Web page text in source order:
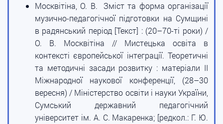
Москвітіна, О. В. Зміст та форма організації
музично-педагогічної підготовки на Сумщині
в радянський період [Текст] : (20–70-ті роки) /
О. В. Москвітіна // Мистецька освіта в
контексті європейської інтеграції. Теоретичні
та методичні засади розвитку : матеріали II
Міжнародної наукової конференції, (28–30
вересня) / Міністерство освіти і науки України,
Сумський державний педагогічний
університет ім. А. С. Макаренка; [редкол.: Г. Ю.